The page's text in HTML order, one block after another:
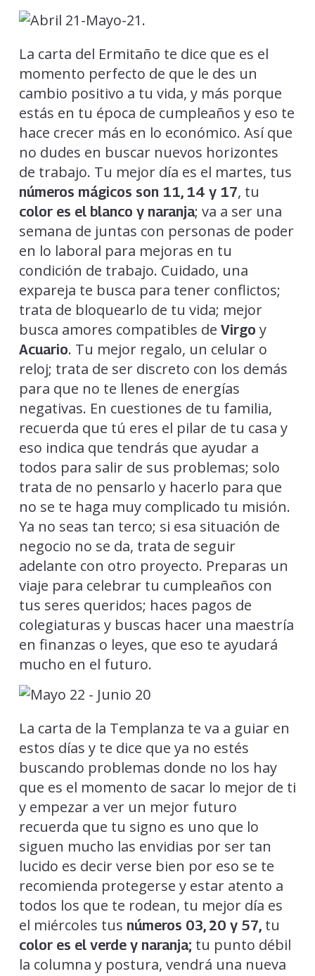
La carta del Ermitaño te dice que es el
momento perfecto de que le des un
cambio positivo a tu vida, y más porque
estás en tu época de cumpleaños y eso te
hace crecer más en lo económico. Así que
no dudes en buscar nuevos horizontes
de trabajo. Tu mejor día es el martes, tus
números mágicos son 11, 14 y 17, tu
color es el blanco y naranja; va a ser una
semana de juntas con personas de poder
en lo laboral para mejoras en tu
condición de trabajo. Cuidado, una
expareja te busca para tener conflictos;
trata de bloquearlo de tu vida; mejor
busca amores compatibles de Virgo y
Acuario. Tu mejor regalo, un celular o
reloj; trata de ser discreto con los demás
para que no te llenes de energías
negativas. En cuestiones de tu familia,
recuerda que tú eres el pilar de tu casa y
eso indica que tendrás que ayudar a
todos para salir de sus problemas; solo
trata de no pensarlo y hacerlo para que
no se te haga muy complicado tu misión.
Ya no seas tan terco; si esa situación de
negocio no se da, trata de seguir
adelante con otro proyecto. Preparas un
viaje para celebrar tu cumpleaños con
tus seres queridos; haces pagos de
colegiaturas y buscas hacer una maestría
en finanzas o leyes, que eso te ayudará
mucho en el futuro.
La carta de la Templanza te va a guiar en
estos días y te dice que ya no estés
buscando problemas donde no los hay
que es el momento de sacar lo mejor de ti
y empezar a ver un mejor futuro
recuerda que tu signo es uno que lo
siguen mucho las envidias por ser tan
lucido es decir verse bien por eso se te
recomienda protegerse y estar atento a
todos los que te rodean, tu mejor día es
el miércoles tus números 03, 20 y 57,tu
color es el verde y naranja; tu punto débil
la columna y postura, vendrá una nueva